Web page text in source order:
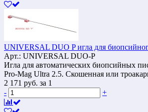
UNIVERSAL DUO P игла для
Арт.: UNIVERSAL DUO-P
Игла для автоматических биопсийных
Pro-Mag Ultra 2.5. Скошенная или
2 171 руб. за 1
-
+